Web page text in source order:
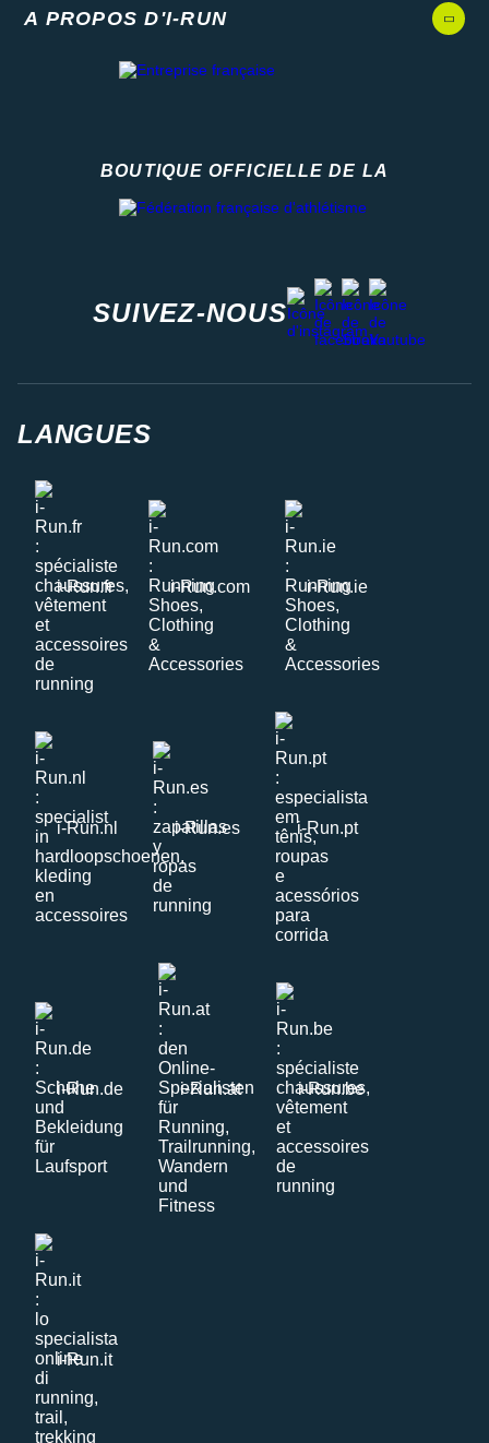
A PROPOS D'I-RUN
BOUTIQUE OFFICIELLE DE LA
SUIVEZ-NOUS
instagram
facebook
stravayoutube
LANGUES
i-Run.fr i-Run.com i-Run.ie
i-Run.nl i-Run.es i-Run.pt
i-Run.de i-Run.at i-Run.be
i-Run.it